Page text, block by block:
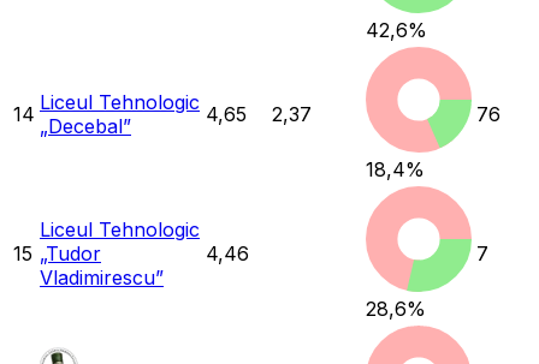
42,6%
14 Liceul Tehnologic
„Decebal”
4,65 2,37
18,4%
76
15
Liceul Tehnologic
„Tudor
Vladimirescu”
4,46
28,6%
7